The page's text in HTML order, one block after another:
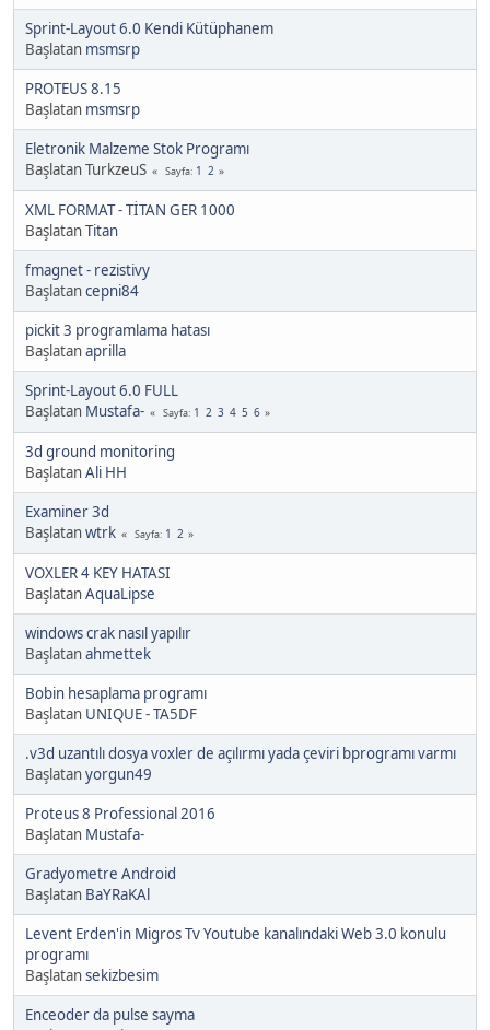
Sprint-Layout 6.0 Kendi Kütüphanem
Başlatan msmsrp
PROTEUS 8.15
Başlatan msmsrp
Eletronik Malzeme Stok Programı
Başlatan TurkzeuS
Sayfa 1 2
XML FORMAT - TİTAN GER 1000
BaşlatanTitan
fmagnet - rezistivy
Başlatancepni84
pickit 3 programlama hatası
Başlatanaprilla
Sprint-Layout 6.0 FULL
Başlatan Mustafa- Sayfa 1 2 3 4 5 6
3d ground monitoring
BaşlatanAli HH
Examiner 3d
Başlatanwtrk Sayfa 1 2
VOXLER 4 KEY HATASI
BaşlatanAquaLipse
windows crak nasıl yapılır
Başlatanahmettek
Bobin hesaplama programı
Başlatan UNIQUE - TA5DF
.v3d uzantılı dosya voxler de açılırmı yada çeviri bprogramı varmı
Başlatanyorgun49
Proteus 8 Professional 2016
Başlatan Mustafa-
Gradyometre Android
Başlatan BaYRaKAl
Levent Erden'in Migros Tv Youtube kanalındaki Web 3.0 konulu
programı
Başlatansekizbesim
Enceoder da pulse sayma